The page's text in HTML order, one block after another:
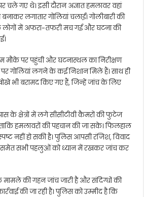
चले गए थे। इसी दौरान अज्ञात हमलावर वहां
लगातार गोलियां चलाईं। गोलीबारी की
में अफरा-तफरी मच गई और घटना की
मौके पर पहुंची और घटनास्थल का निरीक्षण
पर गोलियां लगने के कई निशान मिले हैं। साथ ही
भी बरामद किए गए हैं, जिन्हें जांच के लिए
के क्षेत्रों में लगे सीसीटीवी कैमरों की फुटेज
हमलावरों की पहचान की जा सके। फिलहाल
नहीं हो सकी है। पुलिस आपसी रंजिश, विवाद
समेत सभी पहलुओं को ध्यान में रखकर जांच कर
मामले की गहन जांच जारी है और संदिग्धों की
की जा रही है। पुलिस को उम्मीद है कि